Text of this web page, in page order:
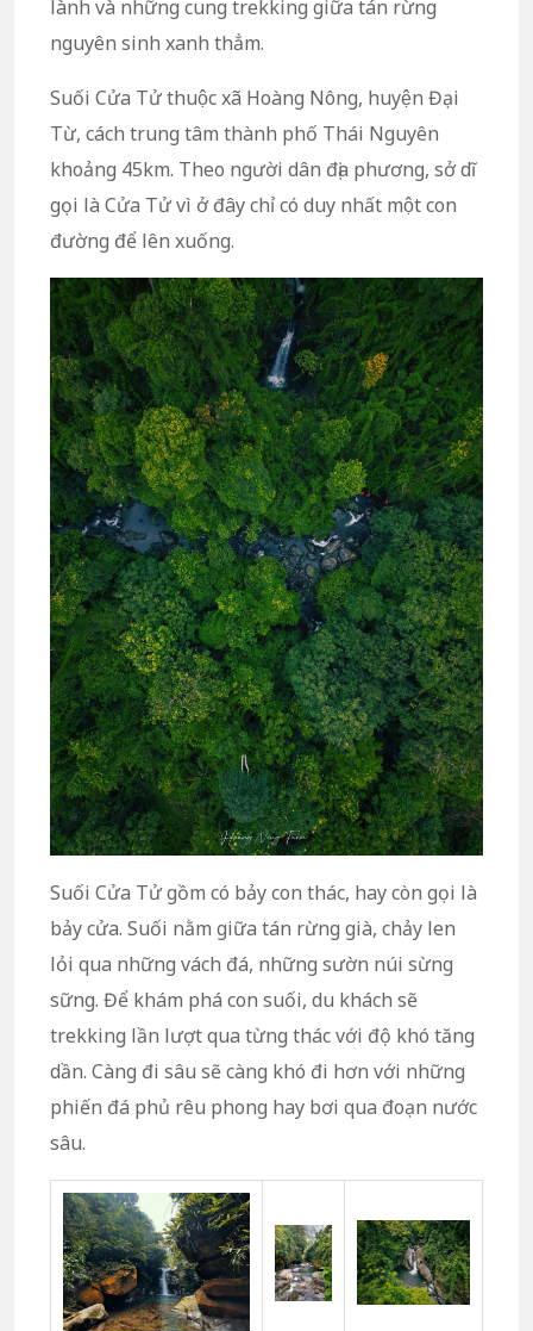
lành và những cung trekking giữa tán rừng
nguyên sinh xanh thẳm.
Suối Cửa Tử thuộc xã Hoàng Nông, huyện Đại
Từ, cách trung tâm thành phố Thái Nguyên
khoảng 45km. Theo người dân địa phương, sở dĩ
gọi là Cửa Tử vì ở đây chỉ có duy nhất một con
đường để lên xuống.
Suối Cửa Tử gồm có bảy con thác, hay còn gọi là
bảy cửa. Suối nằm giữa tán rừng già, chảy len
lỏi qua những vách đá, những sườn núi sừng
sững. Để khám phá con suối, du khách sẽ
trekking lần lượt qua từng thác với độ khó tăng
dần. Càng đi sâu sẽ càng khó đi hơn với những
phiến đá phủ rêu phong hay bơi qua đoạn nước
sâu.